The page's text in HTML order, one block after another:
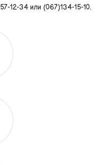
12-34 или (067)134-15-10.